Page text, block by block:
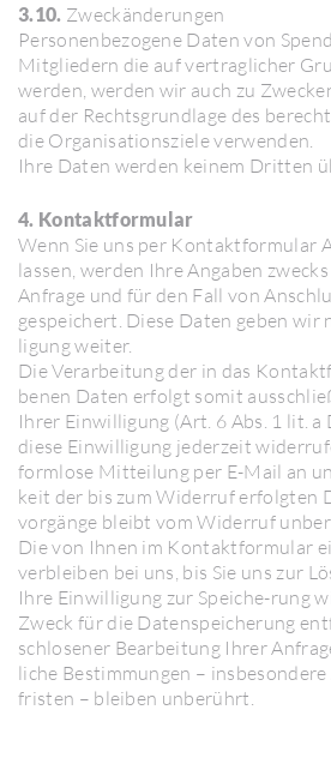
3.10. Zweck­än­de­rungen
Perso­nen­be­zo­gene Daten von
Mitglie­dern die auf vertrag­li­cher
werden, werden wir auch zu
auf der Rechts­grund­lage des
die Orga­ni­sa­ti­ons­ziele verwenden.
Ihre Daten werden keinem Dritten
4. Kontaktformular
Wenn Sie uns per Kontakt­for­mular
lassen, werden Ihre Angaben
Anfrage und für den Fall von
gespei­chert. Diese Daten geben
li­gung weiter.
Die Verar­bei­tung der in das
benen Daten erfolgt somit
Ihrer Einwil­li­gung (Art. 6 Abs. 1 lit. a
diese Einwil­li­gung jeder­zeit
form­lose Mittei­lung per E-Mail an
keit der bis zum Widerruf erfolgten
vor­gänge bleibt vom Widerruf
Die von Ihnen im Kontakt­for­mular
verbleiben bei uns, bis Sie uns zur
Ihre Einwil­li­gung zur Speiche-rung
Zweck für die Daten­spei­che­rung
sch­lo­sener Bear­bei­tung Ihrer
liche Bestim­mungen –
fristen – bleiben unbe­rührt.